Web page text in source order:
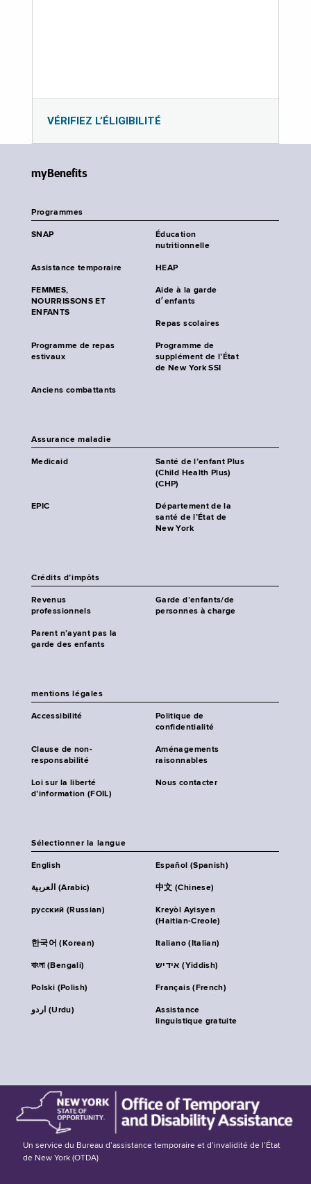
VÉRIFIEZ L’ÉLIGIBILITÉ
myBenefits
Programmes
SNAP
Éducation
nutritionnelle
Assistance temporaire HEAP
FEMMES,
NOURRISSONS ET
ENFANTS
Aide à la garde
d׳enfants
Repas scolaires
Programme de repas
estivaux
Programme de
supplément de l’État
de New York SSI
Anciens combattants
Assurance maladie
Medicaid
Santé de l’enfant Plus
(Child Health Plus)
(CHP)
EPIC
Département de la
santé de l’État de
New York
Crédits d’impôts
Revenus
professionnels
Garde d’enfants/de
personnes à charge
Parent n’ayant pas la
garde des enfants
mentions légales
Accessibilité
Politique de
confidentialité
Clause de non-
responsabilité
Aménagements
raisonnables
Loi sur la liberté
d’information (FOIL)
Nous contacter
Sélectionner la langue
English Español (Spanish)
العربية (Arabic) 中文 (Chinese)
русский (Russian)
Kreyòl Ayisyen
(Haitian-Creole)
한국어 (Korean) Italiano (Italian)
বাংলা (Bengali) אידיש (Yiddish)
Polski (Polish) Français (French)
اردو (Urdu)
Assistance
linguistique gratuite
Un service du Bureau d’assistance temporaire et d’invalidité de l’État
de New York (OTDA)